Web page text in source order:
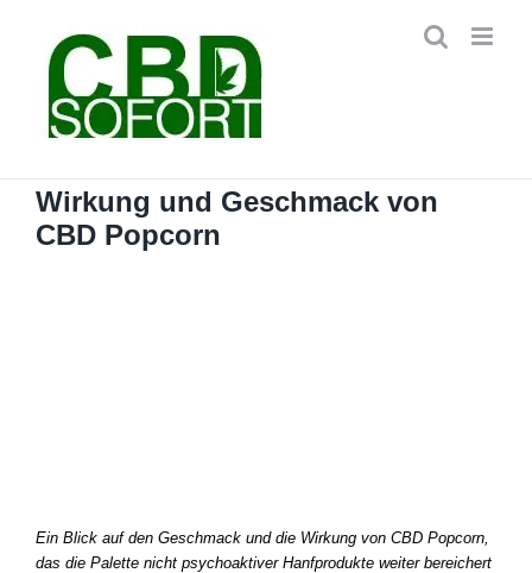
springen
Wirkung und Geschmack von
CBD Popcorn
Ein Blick auf den Geschmack und die Wirkung von CBD Popcorn,
das die Palette nicht psychoaktiver Hanfprodukte weiter bereichert